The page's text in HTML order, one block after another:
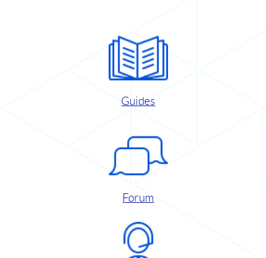
Guides
Forum